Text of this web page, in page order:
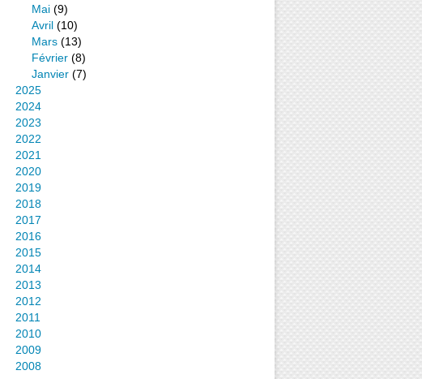
Mai (9)
Avril (10)
Mars (13)
Février (8)
Janvier (7)
2025
2024
2023
2022
2021
2020
2019
2018
2017
2016
2015
2014
2013
2012
2011
2010
2009
2008